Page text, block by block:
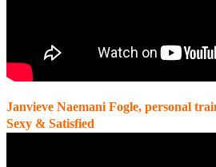
Janvieve Naemani Fogle, personal
Sexy & Satisfied